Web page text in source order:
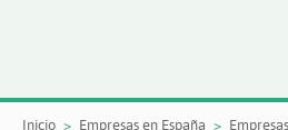
Inicio Empresas en España